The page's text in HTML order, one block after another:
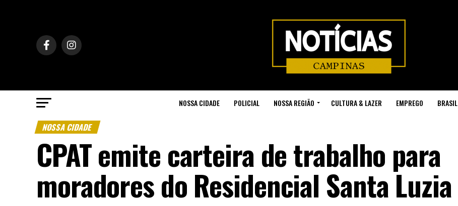
NOSSA CIDADE POLICIAL NOSSA REGIÃO CULTURA & LAZER EMPREGO BRASIL
NOSSA CIDADE
CPAT emite carteira de trabalho para
moradores do Residencial Santa Luzia